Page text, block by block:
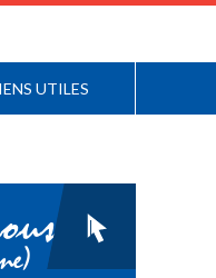
UTILES